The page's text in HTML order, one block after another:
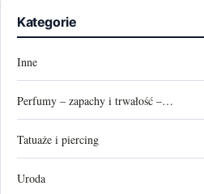
Kategorie
Inne
Perfumy – zapachy i trwałość –…
Tatuaże i piercing
Uroda